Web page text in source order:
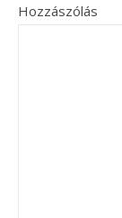
Hozzászólás